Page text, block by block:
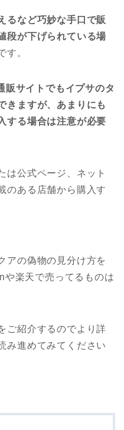
るなど巧妙な手口で販
段が下げられている場
す。
サイトでもイプサのタ
きますが、あまりにも
する場合は注意が必要
は公式ページ、ネット
のある店舗から購入す
アの偽物の見分け方を
楽天で売ってるものは
ご紹介するのでより詳
み進めてみてください